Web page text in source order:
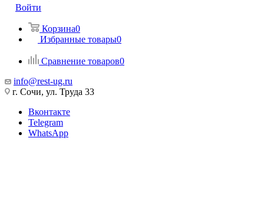
Войти
Корзина0
Избранные товары0
Сравнение товаров0
info@rest-ug.ru
г. Сочи, ул. Труда 33
Вконтакте
Telegram
WhatsApp